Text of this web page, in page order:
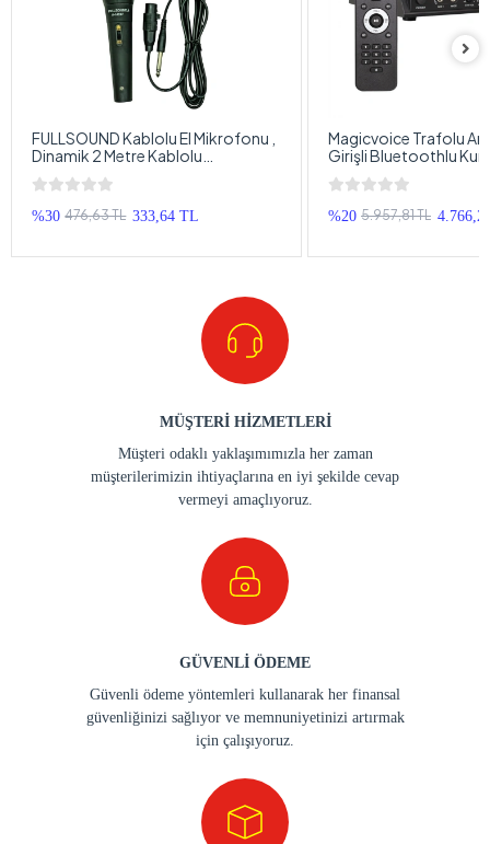
FULLSOUND Kablolu El Mikrofonu ,
Dinamik 2 Metre Kablolu
Profesyonel El Mikrofonu
%30 476,63 TL 333,64 TL
Magicvoice Trafolu
Girişli Bluetoothlu
, 2 Bölgeli Hat Trafolu
%20 5.957,81 TL
MÜŞTERİ HİZMETLERİ
Müşteri odaklı yaklaşımımızla her zaman
müşterilerimizin ihtiyaçlarına en iyi şekilde cevap
vermeyi amaçlıyoruz.
GÜVENLİ ÖDEME
Güvenli ödeme yöntemleri kullanarak her finansal
güvenliğinizi sağlıyor ve memnuniyetinizi artırmak
için çalışıyoruz.